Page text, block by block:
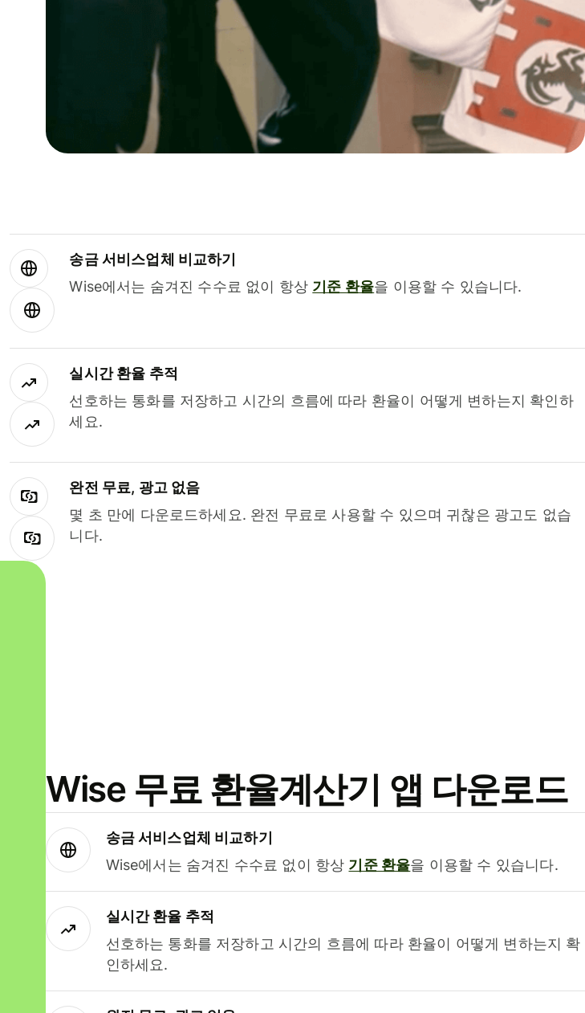
송금 서비스업체 비교하기
Wise에서는 숨겨진 수수료 없이 항상 기준 환율을 이용할 수 있습니다.
실시간 환율 추적
선호하는 통화를 저장하고 시간의 흐름에 따라 환율이 어떻게 변하는지 확인하
세요.
완전 무료, 광고 없음
몇 초 만에 다운로드하세요. 완전 무료로 사용할 수 있으며 귀찮은 광고도 없습
니다.
Wise 무료 환율계산기 앱 다운로드
송금 서비스업체 비교하기
Wise에서는 숨겨진 수수료 없이 항상 기준 환율을 이용할 수 있습니다.
실시간 환율 추적
선호하는 통화를 저장하고 시간의 흐름에 따라 환율이 어떻게 변하는지 확
인하세요.